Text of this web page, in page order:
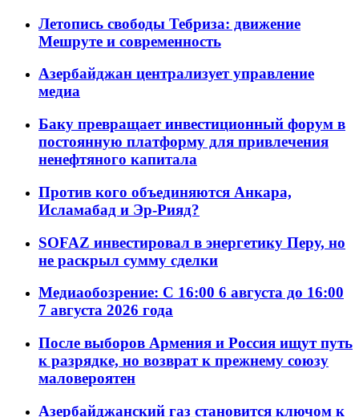
Летопись свободы Тебриза: движение
Мешруте и современность
Азербайджан централизует управление
медиа
Баку превращает инвестиционный форум в
постоянную платформу для привлечения
ненефтяного капитала
Против кого объединяются Анкара,
Исламабад и Эр-Рияд?
SOFAZ инвестировал в энергетику Перу, но
не раскрыл сумму сделки
Медиаобозрение: С 16:00 6 августа до 16:00
7 августа 2026 года
После выборов Армения и Россия ищут путь
к разрядке, но возврат к прежнему союзу
маловероятен
Азербайджанский газ становится ключом к